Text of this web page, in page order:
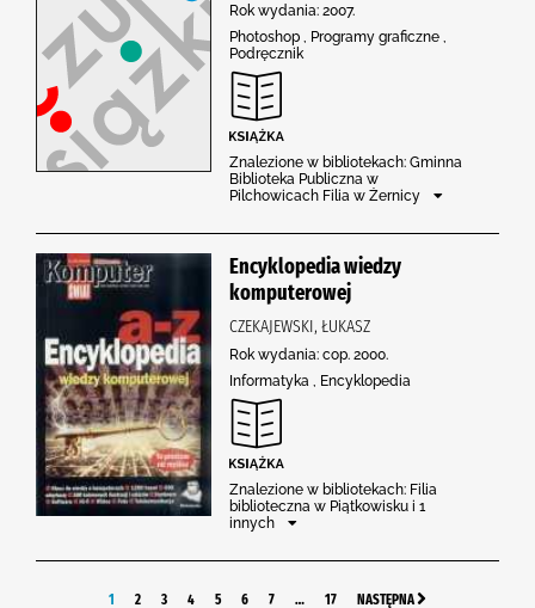
Rok wydania: 2007.
Photoshop , Programy graficzne ,
Podręcznik
Znalezione w bibliotekach: Gminna
Biblioteka Publiczna w
Pilchowicach Filia w Żernicy
Encyklopedia wiedzy
komputerowej
CZEKAJEWSKI, ŁUKASZ
Rok wydania: cop. 2000.
Informatyka , Encyklopedia
Znalezione w bibliotekach: Filia
biblioteczna w Piątkowisku i 1
innych
1 2 3 4 5 6 7 … 17 NASTĘPNA